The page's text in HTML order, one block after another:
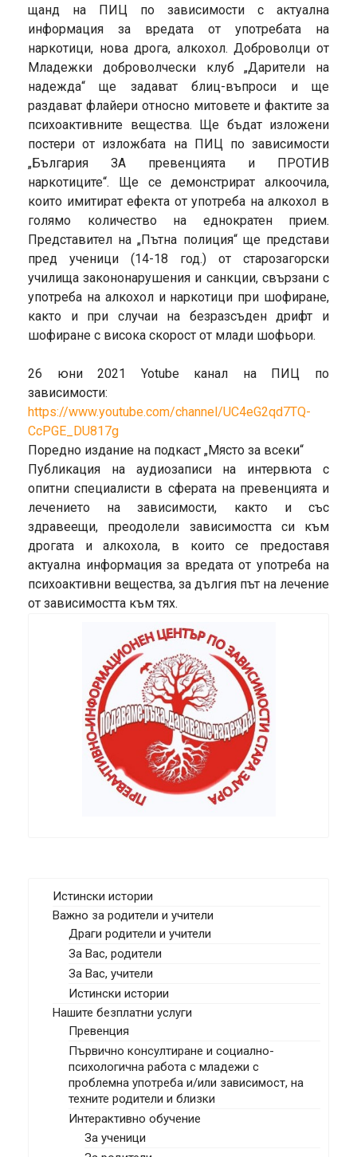
щанд на ПИЦ по зависимости с актуална
информация за вредата от употребата на
наркотици, нова дрога, алкохол. Доброволци от
Младежки доброволчески клуб „Дарители на
надежда“ ще задават блиц-въпроси и ще
раздават флайери относно митовете и фактите за
психоактивните вещества. Ще бъдат изложени
постери от изложбата на ПИЦ по зависимости
„България ЗА превенцията и ПРОТИВ
наркотиците“. Ще се демонстрират алкоочила,
които имитират ефекта от употреба на алкохол в
голямо количество на еднократен прием.
Представител на „Пътна полиция“ ще представи
пред ученици (14-18 год.) от старозагорски
училища закононарушения и санкции, свързани с
употреба на алкохол и наркотици при шофиране,
както и при случаи на безразсъден дрифт и
шофиране с висока скорост от млади шофьори.
26 юни 2021 Yotube канал на ПИЦ по
зависимости:
https://www.youtube.com/channel/UC4eG2qd7TQ-
CcPGE_DU817g
Поредно издание на подкаст „Място за всеки“
Публикация на аудиозаписи на интервюта с
опитни специалисти в сферата на превенцията и
лечението на зависимости, както и със
здравеещи, преодолели зависимостта си към
дрогата и алкохола, в които се предоставя
актуална информация за вредата от употреба на
психоактивни вещества, за дългия път на лечение
от зависимостта към тях.
Истински истории
Важно за родители и учители
Драги родители и учители
За Вас, родители
За Вас, учители
Истински истории
Нашите безплатни услуги
Превенция
Първично консултиране и социално-
психологична работа с младежи с
проблемна употреба и/или зависимост, на
техните родители и близки
Интерактивно обучение
За ученици